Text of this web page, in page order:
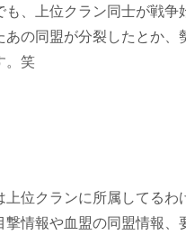
も、上位クラン同士が戦争
あの同盟が分裂したとか、
。笑
上位クランに所属してるわ
撃情報や血盟の同盟情報、